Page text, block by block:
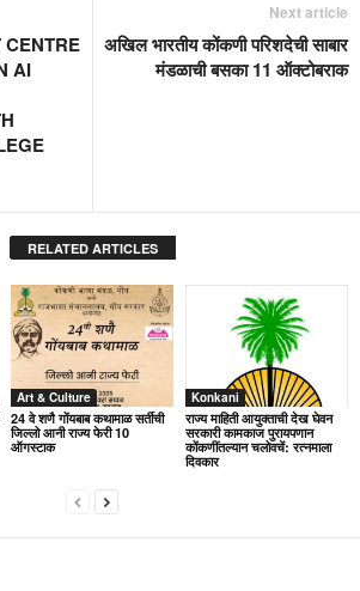
CENTRE
AI
Next article
अखिल भारतीय कोंकणी परिशदेची साबार
मंडळाची बसका 11 ऑक्टोबराक
RELATED ARTICLES
Art & Culture
24 वे शणै गोंयबाब कथामाळ सर्तीची
जिल्लो आनी राज्य फेरी 10
ऑगस्टाक
Konkani
राज्य माहिती आयुक्ताची देख घेवन
सरकारी कामकाज पुरायपणान
कोंकणींतल्यान चलोवचें: रत्नमाला
दिवकार